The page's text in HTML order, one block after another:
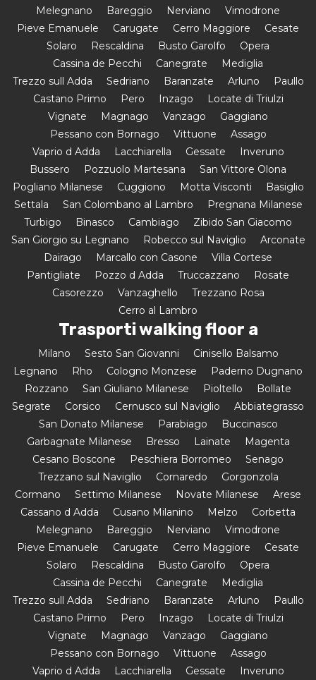
Melegnano
Bareggio Nerviano
Vimodrone
Pieve Emanuele
Carugate Cerro Maggiore
Cesate
Solaro
Rescaldina Busto Garolfo
Opera
Cassina de Pecchi
Canegrate
Mediglia
Trezzo sull Adda
Sedriano Baranzate Arluno
Paullo
Castano Primo
Pero Inzago
Locate di Triulzi
Vignate
Magnago Vanzago
Gaggiano
Pessano con Bornago
Vittuone
Assago
Vaprio d Adda
Lacchiarella Gessate
Inveruno
Bussero
Pozzuolo Martesana
San Vittore Olona
Pogliano Milanese
Cuggiono Motta Visconti
Basiglio
Settala
San Colombano al Lambro
Pregnana Milanese
Turbigo
Binasco Cambiago
Zibido San Giacomo
San Giorgio su Legnano
Robecco sul Naviglio
Arconate
Dairago
Marcallo con Casone
Villa Cortese
Pantigliate
Pozzo d Adda Truccazzano
Rosate
Casorezzo
Vanzaghello
Trezzano Rosa
Cerro al Lambro
Trasporti walking floor a
Milano Sesto San Giovanni
Cinisello Balsamo
Legnano
Rho Cologno Monzese
Paderno Dugnano
Rozzano
San Giuliano Milanese Pioltello
Bollate
Segrate
Corsico Cernusco sul Naviglio
Abbiategrasso
San Donato Milanese
Parabiago
Buccinasco
Garbagnate Milanese
Bresso Lainate
Magenta
Cesano Boscone
Peschiera Borromeo
Senago
Trezzano sul Naviglio
Cornaredo
Gorgonzola
Cormano
Settimo Milanese Novate Milanese
Arese
Cassano d Adda
Cusano Milanino Melzo
Corbetta
Melegnano
Bareggio Nerviano
Vimodrone
Pieve Emanuele
Carugate Cerro Maggiore
Cesate
Solaro
Rescaldina Busto Garolfo
Opera
Cassina de Pecchi
Canegrate
Mediglia
Trezzo sull Adda
Sedriano Baranzate Arluno
Paullo
Castano Primo
Pero Inzago
Locate di Triulzi
Vignate
Magnago Vanzago
Gaggiano
Pessano con Bornago
Vittuone
Assago
Vaprio d Adda
Lacchiarella Gessate Inveruno